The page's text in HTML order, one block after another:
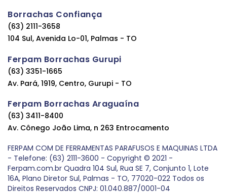
Borrachas Confiança
(63) 2111-3658
104 Sul, Avenida Lo-01, Palmas - TO
Ferpam Borrachas Gurupi
(63) 3351-1665
Av. Pará, 1919, Centro, Gurupi - TO
Ferpam Borrachas Araguaína
(63) 3411-8400
Av. Cônego João Lima, n 263 Entrocamento
FERPAM COM DE FERRAMENTAS PARAFUSOS E MAQUINAS LTDA
- Telefone: (63) 2111-3600 - Copyright © 2021 -
Ferpam.com.br Quadra 104 Sul, Rua SE 7, Conjunto 1, Lote
16A, Plano Diretor Sul, Palmas - TO, 77020-022 Todos os
Direitos Reservados CNPJ: 01.040.887/0001-04